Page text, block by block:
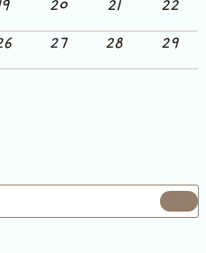
20 21
22
27 28
29